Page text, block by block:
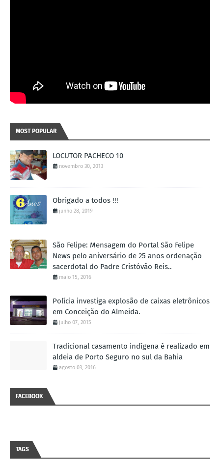
MOST POPULAR
LOCUTOR PACHECO 10
novembro 30, 2013
Obrigado a todos !!!
junho 28, 2019
São Felipe: Mensagem do Portal São Felipe
News pelo aniversário de 25 anos ordenação
sacerdotal do Padre Cristóvão Reis..
maio 15, 2016
Polícia investiga explosão de caixas eletrônicos
em Conceição do Almeida.
julho 07, 2015
Tradicional casamento indígena é realizado em
aldeia de Porto Seguro no sul da Bahia
agosto 03, 2016
FACEBOOK
TAGS